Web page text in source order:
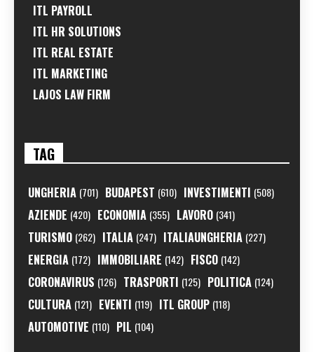
ITL PAYROLL
ITL HR SOLUTIONS
ITL REAL ESTATE
ITL MARKETING
LAJOS LAW FIRM
TAG
UNGHERIA (701) BUDAPEST (610) INVESTIMENTI (508)
AZIENDE (420) ECONOMIA (355) LAVORO (341)
TURISMO (262) ITALIA (247) ITALIAUNGHERIA (227)
ENERGIA (172) IMMOBILIARE (142) FISCO (142)
CORONAVIRUS (126) TRASPORTI (125) POLITICA (124)
CULTURA (121) EVENTI (119) ITL GROUP (118)
AUTOMOTIVE (110) PIL (104)